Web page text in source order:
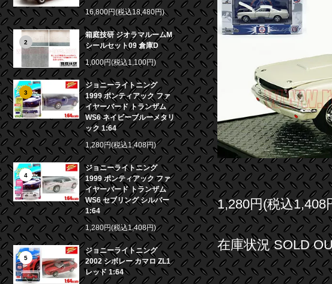
16,800円(税込18,480円)
2
箱庭技研 ジオラマルームM
シールセット09 倉庫D
1,000円(税込1,100円)
3
ジョニーライトニング
1999 ポンティアック ファ
イヤーバード トランザム
WS6 ネイビーブルーメタリ
ック 1:64
1,280円(税込1,408円)
4
ジョニーライトニング
1999 ポンティアック ファ
イヤーバード トランザム
WS6 セブリング シルバー
1:64
1,280円(税込1,408円)
5
ジョニーライトニング
2002 シボレー カマロ ZL1
レッド 1:64
1,280円(税込1,408
在庫状況 SOLD